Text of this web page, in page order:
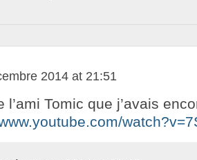
2014 at 21:51
l’ami Tomic que j’avais